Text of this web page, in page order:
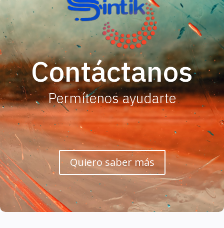
Contáctanos
Permítenos ayudarte
Quiero saber más